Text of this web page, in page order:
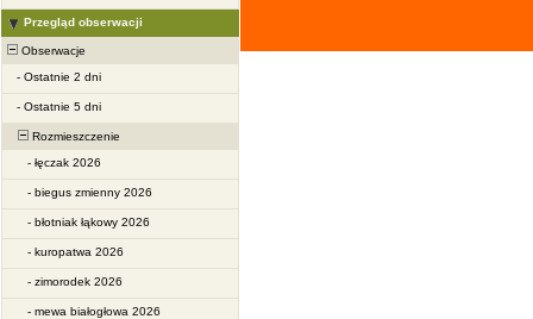
Przegląd obserwacji
Obserwacje
- Ostatnie 2 dni
- Ostatnie 5 dni
Rozmieszczenie
- łęczak 2026
- biegus zmienny 2026
- błotniak łąkowy 2026
- kuropatwa 2026
- zimorodek 2026
- mewa białogłowa 2026